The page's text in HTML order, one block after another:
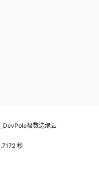
极数边缘云
秒